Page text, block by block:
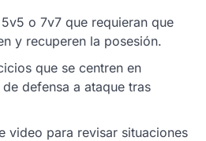
o 7v7 que requieran que
y recuperen la posesión.
que se centren en
defensa a ataque tras
video para revisar situaciones